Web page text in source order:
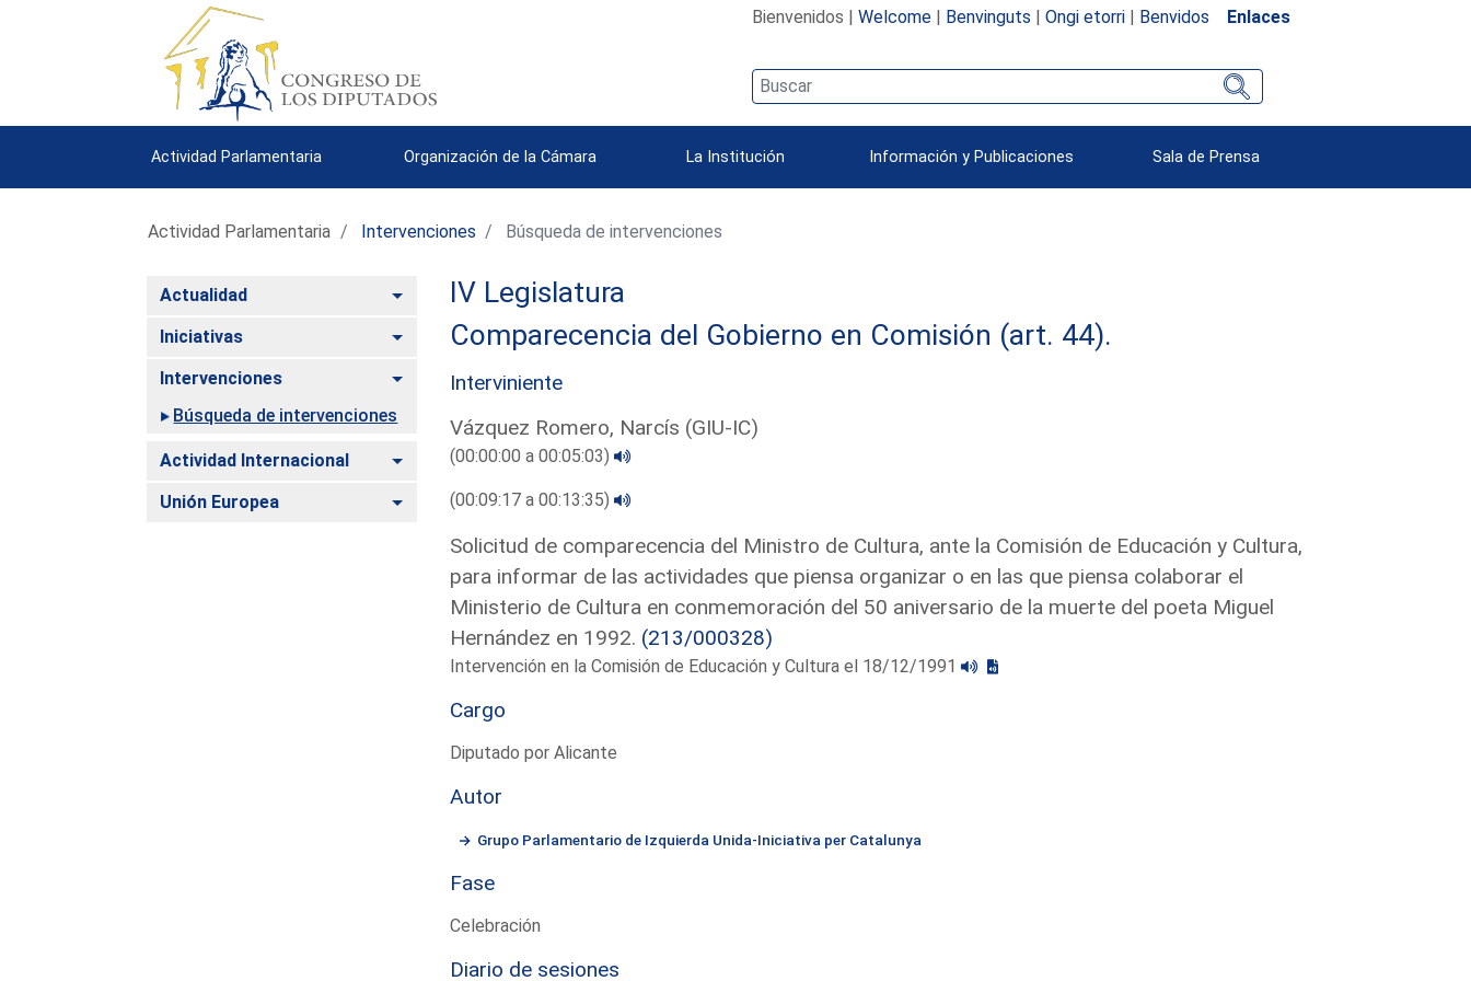
Bienvenidos | Welcome| Benvinguts | Ongi etorri| Benvidos Enlaces
Actividad Parlamentaria Organización de la Cámara La Institución Información y Publicaciones Sala de Prensa
Actividad Parlamentaria Intervenciones Búsqueda de intervenciones
Actualidad Alternar
Iniciativas Alternar
Intervenciones
Alternar
Búsqueda de intervenciones
Actividad Internacional Alternar
Unión Europea Alternar
IV Legislatura
Comparecencia del Gobierno en Comisión (art. 44).
Interviniente
Vázquez Romero, Narcís (GIU-IC)
(00:00:00 a 00:05:03)
(00:09:17 a 00:13:35)
Solicitud de comparecencia del Ministro de Cultura, ante la Comisión de Educación y Cultura,
para informar de las actividades que piensa organizar o en las que piensa colaborar el
Ministerio de Cultura en conmemoración del 50 aniversario de la muerte del poeta Miguel
Hernández en 1992. (213/000328)
Intervención en la Comisión de Educación y Cultura el 18/12/1991
Cargo
Diputado por Alicante
Autor
Grupo Parlamentario de Izquierda Unida-Iniciativa per Catalunya
Fase
Celebración
Diario de sesiones